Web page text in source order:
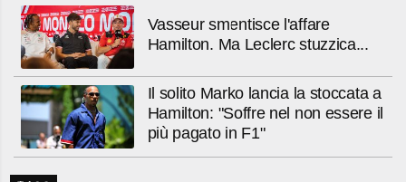
Vasseur smentisce l'affare
Hamilton. Ma Leclerc stuzzica...
Il solito Marko lancia la stoccata a
Hamilton: "Soffre nel non essere il
più pagato in F1"